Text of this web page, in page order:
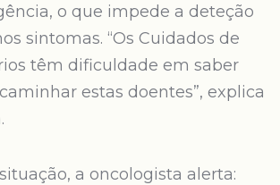
o que impede a deteção
sintomas. “Os Cuidados de
têm dificuldade em saber
estas doentes”, explica
a oncologista alerta: